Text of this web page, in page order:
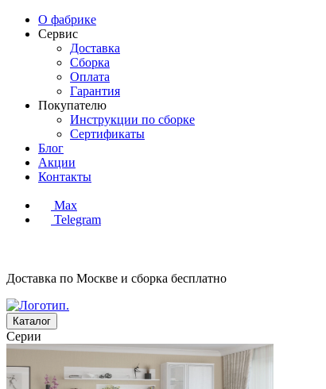
О фабрике
Сервис
Доставка
Сборка
Оплата
Гарантия
Покупателю
Инструкции по сборке
Сертификаты
Блог
Акции
Контакты
Max
Telegram
Доставка по Москве и сборка бесплатно
Каталог
Серии